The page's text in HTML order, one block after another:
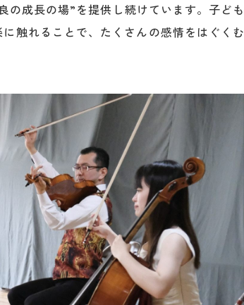
の成長の場”を提供し続けています。子ども
触れることで、たくさんの感情をはぐくむ